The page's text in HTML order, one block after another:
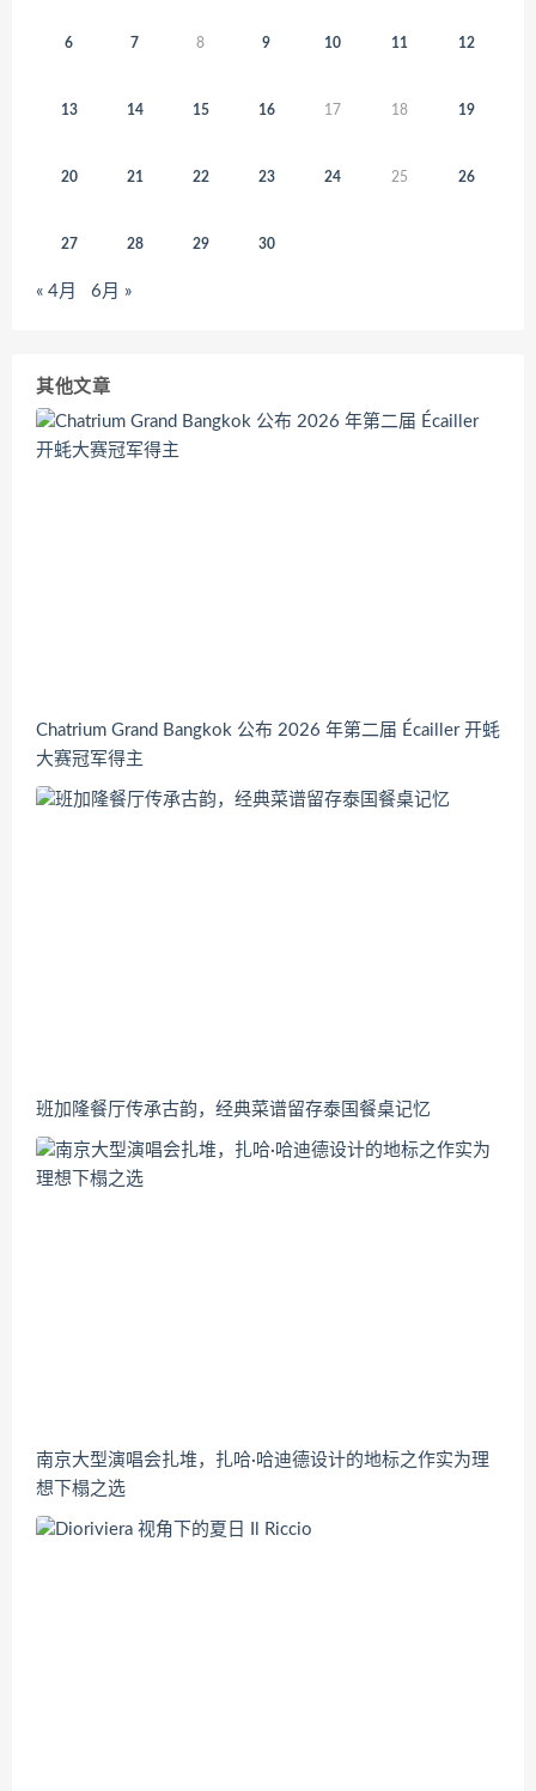
6 7 8 9 10 11 12
13 14 15 16 17 18 19
20 21 22 23 24 25 26
27 28 29 30
« 4月 6月 »
其他文章
Chatrium Grand Bangkok 公布 2026 年第二届 Écailler 开蚝
大赛冠军得主
班加隆餐厅传承古韵，经典菜谱留存泰国餐桌记忆
南京大型演唱会扎堆，扎哈·哈迪德设计的地标之作实为理
想下榻之选